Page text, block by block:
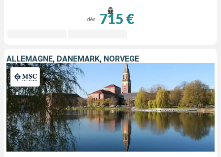
dès 715 €
ALLEMAGNE, DANEMARK, NORVÈGE